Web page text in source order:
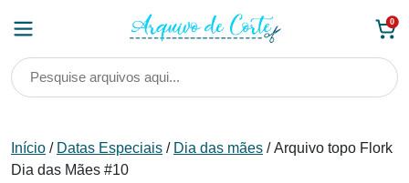
0
Início / Datas Especiais / Dia das mães / Arquivo topo Flork
Dia das Mães #10